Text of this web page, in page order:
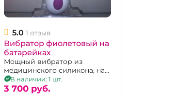
5.0 1 отзыв
Вибратор фиолетовый на
батарейках
Мощный вибратор из
медицинского силикона, на
батарейках, 9 режимов
вибрации
В наличии: 1 шт.
3 700 pуб.